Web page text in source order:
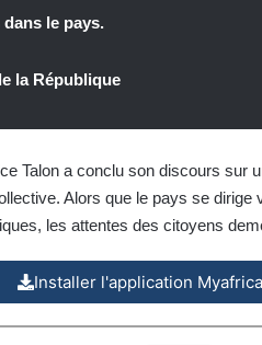
le pays.
la République
Talon a conclu son discours sur
Alors que le pays se
les attentes des citoyens
Installer l'application